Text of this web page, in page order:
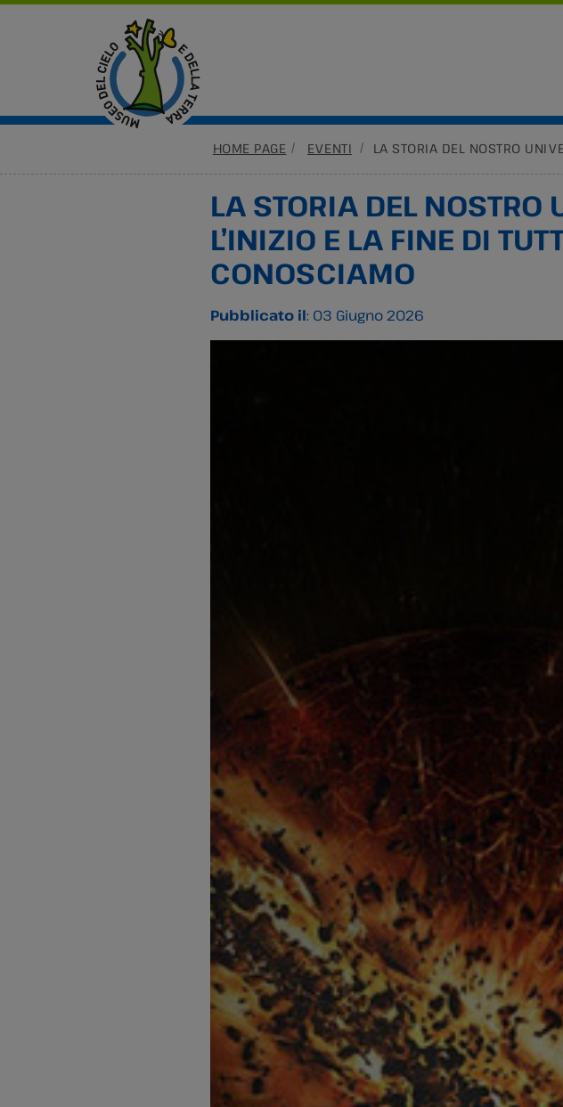
HOME PAGE EVENTI LA STORIA DEL NOSTRO
LA STORIA DEL NOSTRO
L’INIZIO E LA FINE DI
CONOSCIAMO
Pubblicato il: 03 Giugno 2026